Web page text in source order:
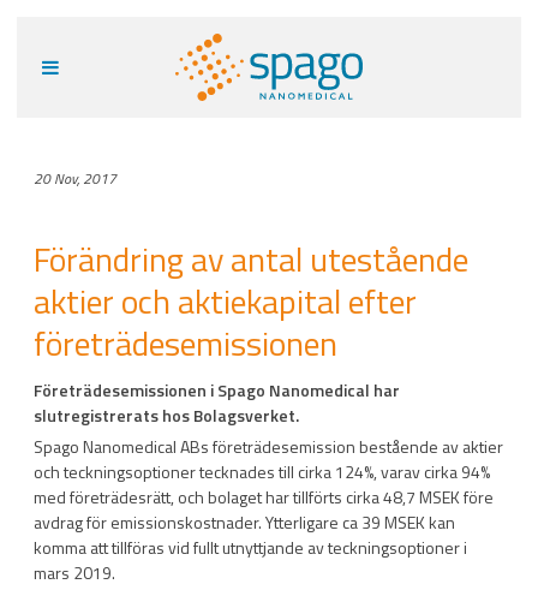
20 Nov, 2017
Förändring av antal utestående
aktier och aktiekapital efter
företrädesemissionen
Företrädesemissionen i Spago Nanomedical har
slutregistrerats hos Bolagsverket.
Spago Nanomedical ABs företrädesemission bestående av aktier
och teckningsoptioner tecknades till cirka 124%, varav cirka 94%
med företrädesrätt, och bolaget har tillförts cirka 48,7 MSEK före
avdrag för emissionskostnader. Ytterligare ca 39 MSEK kan
komma att tillföras vid fullt utnyttjande av teckningsoptioner i
mars 2019.